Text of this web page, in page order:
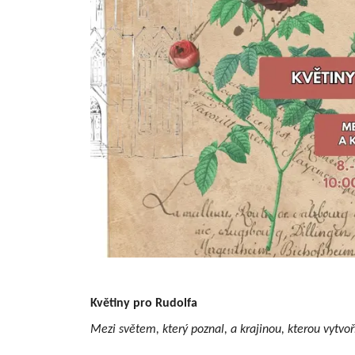
Květiny pro Rudolfa
Mezi světem, který poznal, a krajinou, kterou